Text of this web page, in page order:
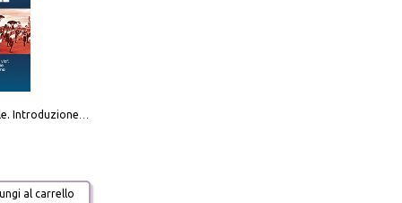
al carrello